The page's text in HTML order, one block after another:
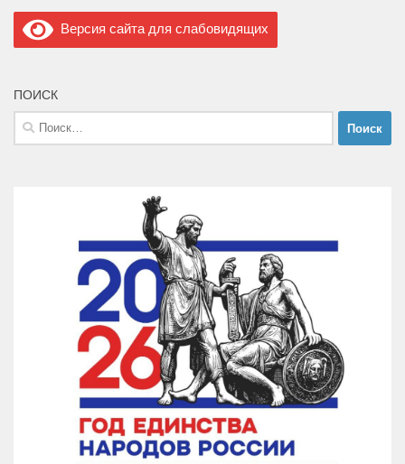
Версия сайта для слабовидящих
ПОИСК
Найти: